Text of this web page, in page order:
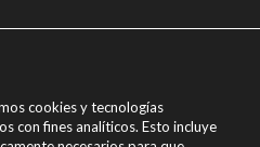
legal
Privacidad
de cookies
Ético
cookies y tecnologías
con fines analíticos. Esto incluye